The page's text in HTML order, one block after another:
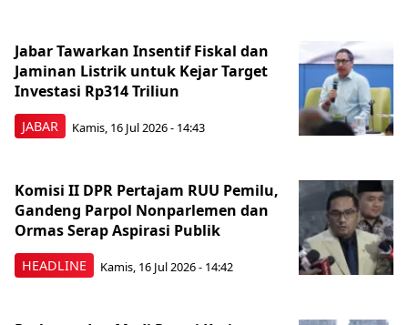
JABAR
Jabar Tawarkan Insentif Fiskal dan
Jaminan Listrik untuk Kejar Target
Investasi Rp314 Triliun
Kamis, 16 Jul 2026 - 14:43
HEADLINE
Komisi II DPR Pertajam RUU Pemilu,
Gandeng Parpol Nonparlemen dan
Ormas Serap Aspirasi Publik
Kamis, 16 Jul 2026 - 14:42